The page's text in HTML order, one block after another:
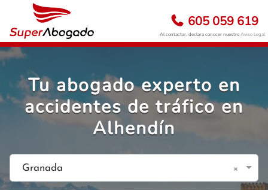
605 059 619
Al contactar, declara conocer nuestroAviso Legal
Tu abogado experto en
accidentes de tráfico en
Alhendín
Granada ×